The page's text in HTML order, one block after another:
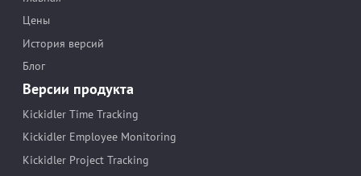
Цены
История версий
Блог
Версии продукта
Kickidler Time Tracking
Kickidler Employee Monitoring
Kickidler Project Tracking